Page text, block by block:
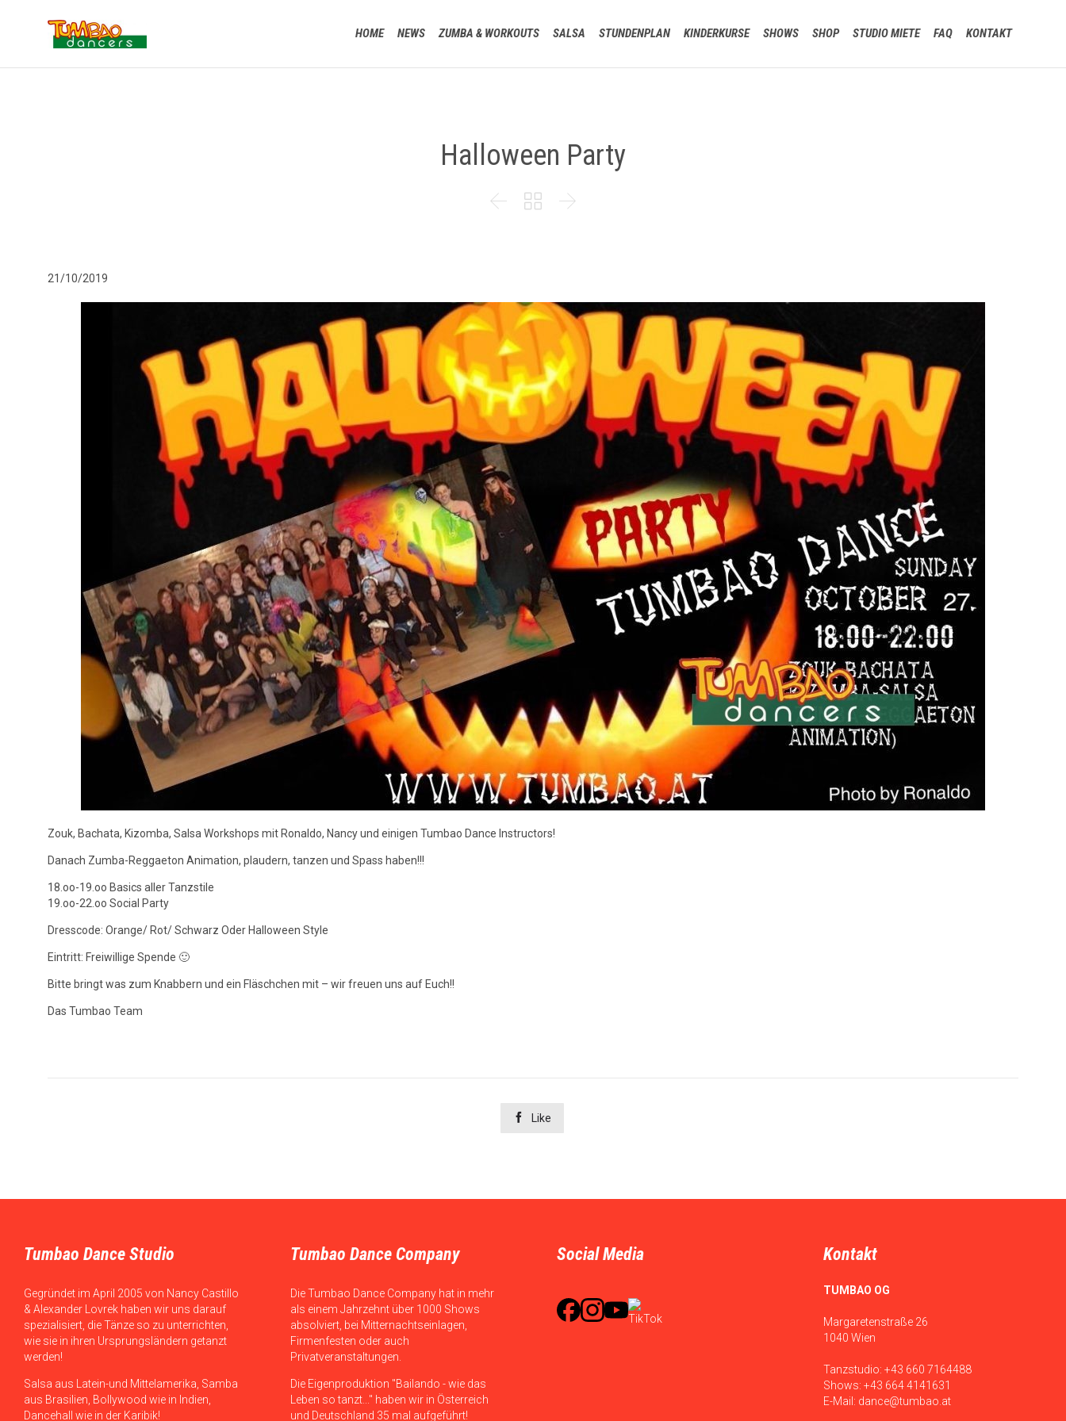
HOME NEWS ZUMBA & WORKOUTS SALSA STUNDENPLAN KINDERKURSE SHOWS SHOP STUDIO MIETE FAQ KONTAKT
Halloween Party
  
21/10/2019
Zouk, Bachata, Kizomba, Salsa Workshops mit Ronaldo, Nancy und einigen Tumbao Dance Instructors!
Danach Zumba-Reggaeton Animation, plaudern, tanzen und Spass haben!!!
18.oo-19.oo Basics aller Tanzstile
19.oo-22.oo Social Party
Dresscode: Orange/ Rot/ Schwarz Oder Halloween Style
Eintritt: Freiwillige Spende 🙂
Bitte bringt was zum Knabbern und ein Fläschchen mit – wir freuen uns auf Euch!!
Das Tumbao Team
 Like
Tumbao Dance Studio
Gegründet im April 2005 von Nancy Castillo
& Alexander Lovrek haben wir uns darauf
spezialisiert, die Tänze so zu unterrichten,
wie sie in ihren Ursprungsländern getanzt
werden!
Salsa aus Latein-und Mittelamerika, Samba
aus Brasilien, Bollywood wie in Indien,
Dancehall wie in der Karibik!
Tumbao Dance Company
Die Tumbao Dance Company hat in mehr
als einem Jahrzehnt über 1000 Shows
absolviert, bei Mitternachtseinlagen,
Firmenfesten oder auch
Privatveranstaltungen.
Die Eigenproduktion "Bailando - wie das
Leben so tanzt..." haben wir in Österreich
und Deutschland 35 mal aufgeführt!
Social Media Kontakt
TUMBAO OG
Margaretenstraße 26
1040 Wien
Tanzstudio: +43 660 7164488
Shows: +43 664 4141631
E-Mail: dance@tumbao.at